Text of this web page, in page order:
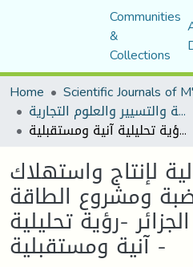
Communities
&
Collections
Home
مجلة العلوم الاقتصادية والتسيير والعلوم التجارية
الاتجاهات الحالية لإنتاج واستهلاك الطاقة الناضبة ومشروع الطاقة المتجددة في الجزائر -رؤية تحليلية آنية ومستقبلية -
لإنتاج واستهلاك
ومشروع الطاقة
-رؤية تحليلية
آنية ومستقبلية -